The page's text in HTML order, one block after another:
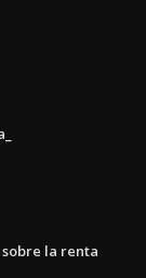
la renta